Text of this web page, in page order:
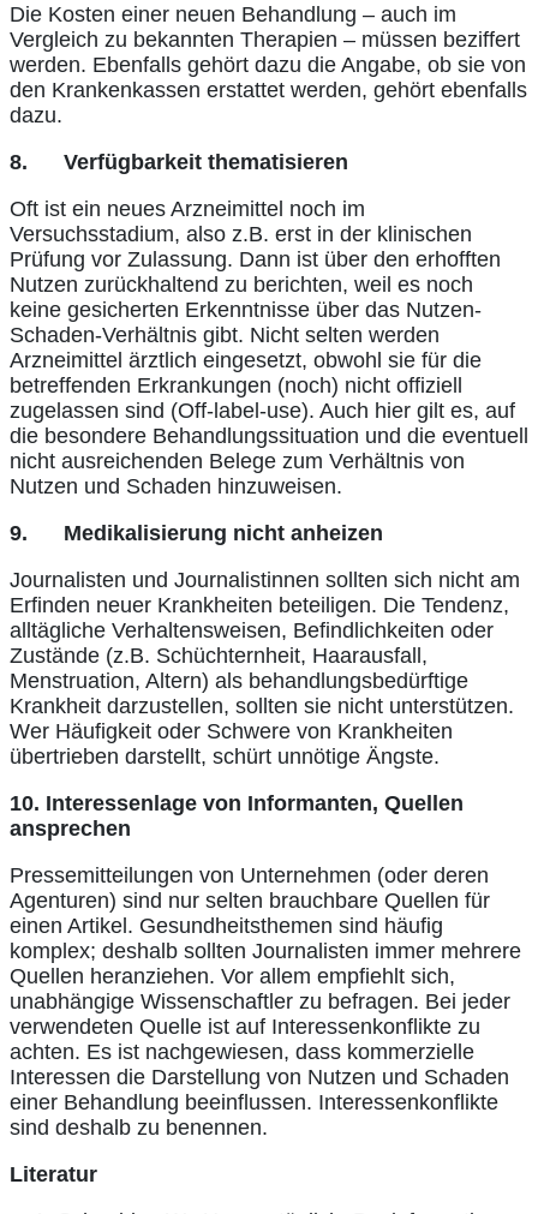
Die Kosten einer neuen Behandlung – auch im
Vergleich zu bekannten Therapien – müssen beziffert
werden. Ebenfalls gehört dazu die Angabe, ob sie von
den Krankenkassen erstattet werden, gehört ebenfalls
dazu.
8. Verfügbarkeit thematisieren
Oft ist ein neues Arzneimittel noch im
Versuchsstadium, also z.B. erst in der klinischen
Prüfung vor Zulassung. Dann ist über den erhofften
Nutzen zurückhaltend zu berichten, weil es noch
keine gesicherten Erkenntnisse über das Nutzen-
Schaden-Verhältnis gibt. Nicht selten werden
Arzneimittel ärztlich eingesetzt, obwohl sie für die
betreffenden Erkrankungen (noch) nicht offiziell
zugelassen sind (Off-label-use). Auch hier gilt es, auf
die besondere Behandlungssituation und die eventuell
nicht ausreichenden Belege zum Verhältnis von
Nutzen und Schaden hinzuweisen.
9. Medikalisierung nicht anheizen
Journalisten und Journalistinnen sollten sich nicht am
Erfinden neuer Krankheiten beteiligen. Die Tendenz,
alltägliche Verhaltensweisen, Befindlichkeiten oder
Zustände (z.B. Schüchternheit, Haarausfall,
Menstruation, Altern) als behandlungsbedürftige
Krankheit darzustellen, sollten sie nicht unterstützen.
Wer Häufigkeit oder Schwere von Krankheiten
übertrieben darstellt, schürt unnötige Ängste.
10. Interessenlage von Informanten, Quellen
ansprechen
Pressemitteilungen von Unternehmen (oder deren
Agenturen) sind nur selten brauchbare Quellen für
einen Artikel. Gesundheitsthemen sind häufig
komplex; deshalb sollten Journalisten immer mehrere
Quellen heranziehen. Vor allem empfiehlt sich,
unabhängige Wissenschaftler zu befragen. Bei jeder
verwendeten Quelle ist auf Interessenkonflikte zu
achten. Es ist nachgewiesen, dass kommerzielle
Interessen die Darstellung von Nutzen und Schaden
einer Behandlung beeinflussen. Interessenkonflikte
sind deshalb zu benennen.
Literatur